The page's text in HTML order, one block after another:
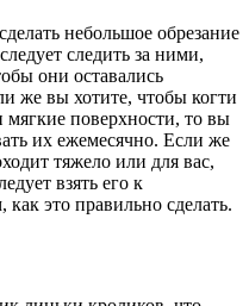
небольшое обрезание
следить за ними,
они оставались
же вы хотите, чтобы когти
мягкие поверхности, то вы
их ежемесячно. Если же
тяжело или для вас,
взять его к
это правильно сделать.